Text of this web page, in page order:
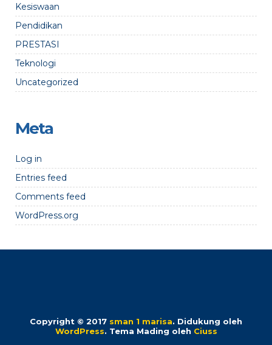
Kesiswaan
Pendidikan
PRESTASI
Teknologi
Uncategorized
Meta
Log in
Entries feed
Comments feed
WordPress.org
Copyright © 2017 sman 1 marisa. Didukung oleh
WordPress. Tema Mading oleh Ciuss